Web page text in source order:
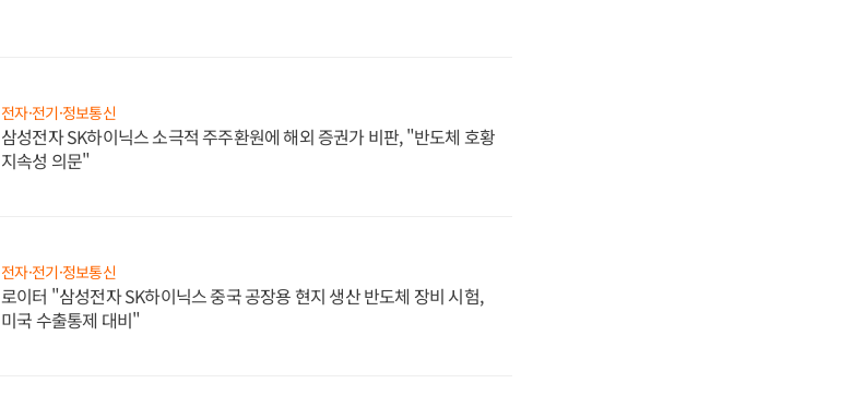
전자·전기·정보통신
삼성전자 SK하이닉스 소극적 주주환원에 해외 증권가 비판, "반도체 호황
지속성 의문"
전자·전기·정보통신
로이터 "삼성전자 SK하이닉스 중국 공장용 현지 생산 반도체 장비 시험,
미국 수출통제 대비"